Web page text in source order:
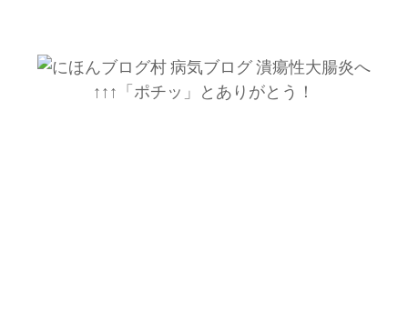
↑↑↑「ポチッ」とありがとう！